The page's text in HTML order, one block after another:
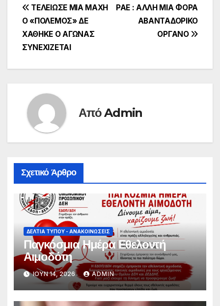
Πλοήγηση
άρθρων
ΡΑΕ : ΑΛΛΗ ΜΙΑ ΦΟΡΑ
ΑΒΑΝΤΑΔΟΡΙΚΟ
ΟΡΓΑΝΟ
ΤΕΛΕΙΩΣΕ ΜΙΑ ΜΑΧΗ
Ο «ΠΟΛΕΜΟΣ» ΔΕ
ΧΑΘΗΚΕ Ο ΑΓΩΝΑΣ
ΣΥΝΕΧΙΖΕΤΑΙ
ΑπόAdmin
Σχετικό Άρθρο
ΔΕΛΤΊΑ ΤΎΠΟΥ - ΑΝΑΚΟΙΝΏΣΕΙΣ
Παγκόσμια Ημέρα Εθελοντή
Αιμοδότη
ΙΟΎΝ 14, 2026 ADMIN